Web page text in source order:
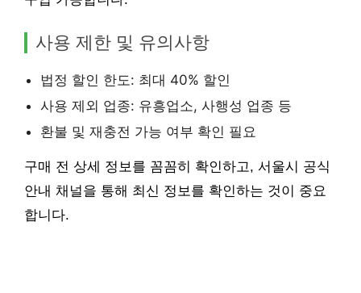
사용 제한 및 유의사항
법정 할인 한도: 최대 40% 할인
사용 제외 업종: 유흥업소, 사행성 업종 등
환불 및 재충전 가능 여부 확인 필요
구매 전 상세 정보를 꼼꼼히 확인하고, 서울시 공식
안내 채널을 통해 최신 정보를 확인하는 것이 중요
합니다.